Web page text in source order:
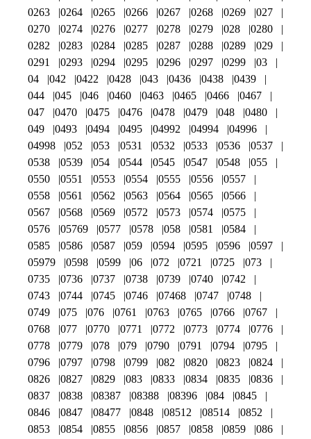
0263
0264 0265 0266 0267 0268 0269
027
0270
0274 0276 0277 0278 0279 028
0280
0282
0283 0284 0285 0287 0288 0289
029
0291
0293 0294 0295 0296 0297 0299
03
04
042 0422 0428 043 0436 0438
0439
044
045 046 0460 0463 0465 0466
0467
047
0470 0475 0476 0478 0479 048
0480
049
0493 0494 0495 04992 04994
04996
04998
052 053 0531 0532 0533 0536
0537
0538
0539 054 0544 0545 0547 0548
055
0550
0551 0553 0554 0555 0556
0557
0558
0561 0562 0563 0564 0565
0566
0567
0568 0569 0572 0573 0574
0575
0576
05769 0577 0578 058 0581
0584
0585
0586 0587 059 0594 0595 0596
0597
05979
0598 0599 06 072 0721 0725
073
0735
0736 0737 0738 0739 0740
0742
0743
0744 0745 0746 07468 0747
0748
0749
075 076 0761 0763 0765 0766
0767
0768
077 0770 0771 0772 0773 0774
0776
0778
0779 078 079 0790 0791 0794
0795
0796
0797 0798 0799 082 0820 0823
0824
0826
0827 0829 083 0833 0834 0835
0836
0837
0838 08387 08388 08396 084
0845
0846
0847 08477 0848 08512 08514
0852
0853
0854 0855 0856 0857 0858 0859
086